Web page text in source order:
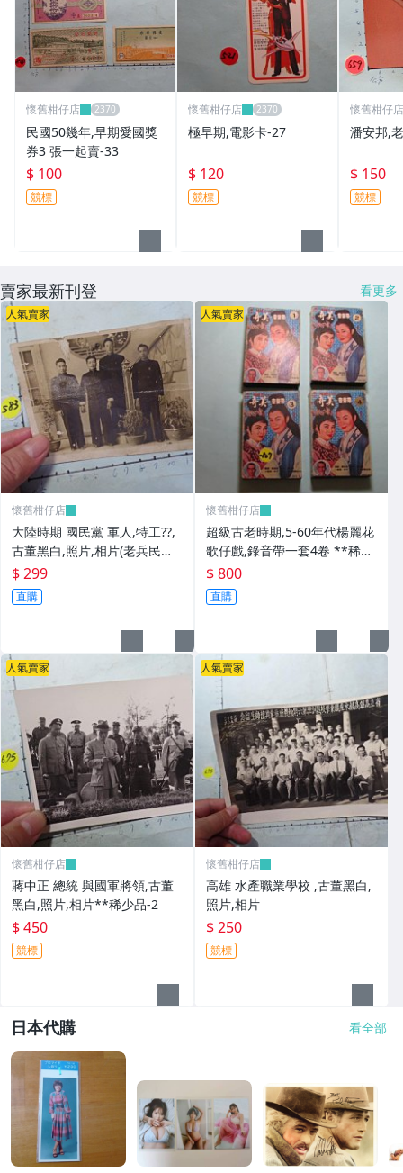
懷舊柑仔店
民國50幾年,早期愛國獎
券3 張一起賣-33
$ 100
競標
懷舊柑仔店
極早期,電影卡-27
$ 120
競標
懷舊柑仔店
潘安邦,
$ 150
競標
賣家最新刊登 看更多
人氣賣家
懷舊柑仔店
大陸時期 國民黨 軍人,特工??,
古董黑白,照片,相片(老兵民國3
8年從大陸帶來台灣的) **稀少
品6
$ 299
直購
人氣賣家
懷舊柑仔店
超級古老時期,5-60年代楊麗花
歌仔戲,錄音帶一套4卷 **稀少
品
$ 800
直購
人氣賣家
懷舊柑仔店
蔣中正 總統 與國軍將領,古董
黑白,照片,相片**稀少品-2
$ 450
競標
人氣賣家
懷舊柑仔店
高雄 水產職業學校 ,古董黑白,
照片,相片
$ 250
競標
日本代購 看全部